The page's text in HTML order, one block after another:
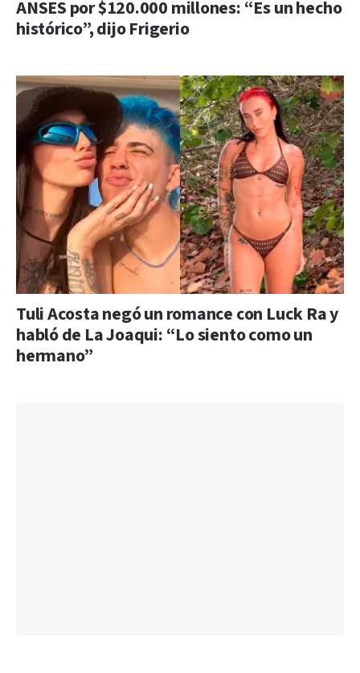
ANSES por $120.000 millones: “Es un hecho
histórico”, dijo Frigerio
Tuli Acosta negó un romance con Luck Ra y
habló de La Joaqui: “Lo siento como un
hermano”